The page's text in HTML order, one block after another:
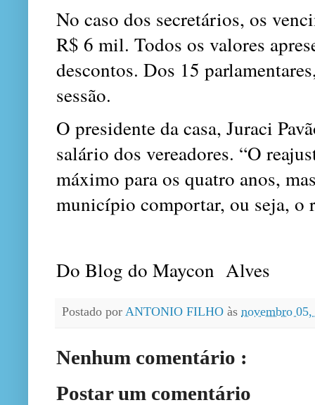
No caso dos secretários, os
R$ 6 mil. Todos os valores
descontos. Dos 15
sessão.
O presidente da casa, Juraci
salário dos vereadores. “O
máximo para os quatro anos,
município comportar, ou seja, o
Do Blog do Maycon Alves
Postado por ANTONIO FILHO às novembro
Nenhum comentário :
Postar um comentário